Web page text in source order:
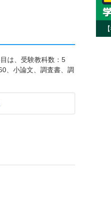
目は、受験教科数：5
、小論文、調査書、調